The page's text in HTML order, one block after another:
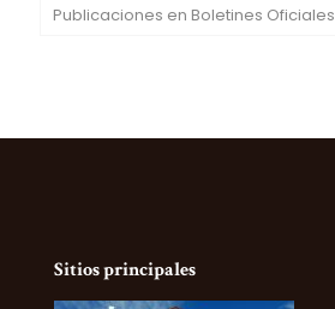
Publicaciones en Boletines Oficiales
Sitios principales